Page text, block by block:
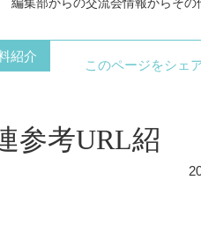
紹介
このページをシ
参考URL紹